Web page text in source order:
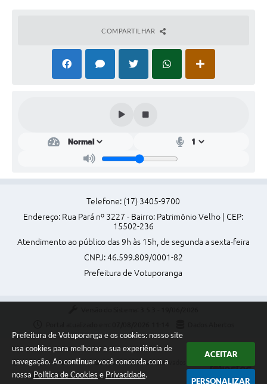
Prefeitura de Votuporanga e os cookies: nosso site
usa cookies para melhorar a sua experiência de
navegação. Ao continuar você concorda com a
nossa Política de Cookies e Privacidade.
ACEITAR
PERSONALIZAR
COMPARTILHAR
Telefone: (17) 3405-9700
Endereço: Rua Pará nº 3227 - Bairro: Patrimônio Velho | CEP:
15502-236
Atendimento ao público das 9h às 15h, de segunda a sexta-feira
CNPJ: 46.599.809/0001-82
Prefeitura de Votuporanga
Copyright Instar - 2006-2026. Todos os direitos reservados -
Instar Tecnologia